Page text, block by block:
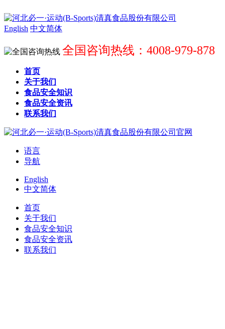
English 中文简体
全国咨询热线：4008-979-878
首页
关于我们
食品安全知识
食品安全资讯
联系我们
语言
导航
English
中文简体
首页
关于我们
食品安全知识
食品安全资讯
联系我们